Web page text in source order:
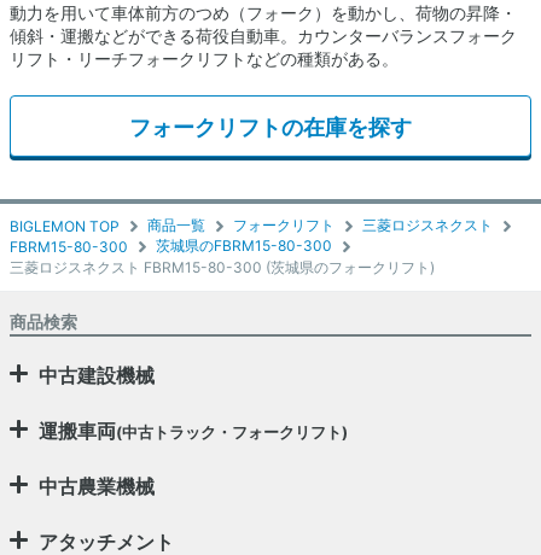
BIGLEMON TOP 商品一覧 フォークリフト
三菱ロジスネクスト
FBRM15-80-300
茨城県のFBRM15-80-300
三菱ロジスネクスト FBRM15-80-300 (茨城県のフォークリフト)
動力を用いて車体前方のつめ（フォーク）を動かし、荷物の昇降・
傾斜・運搬などができる荷役自動車。カウンターバランスフォーク
リフト・リーチフォークリフトなどの種類がある。
フォークリフトの在庫を探す
商品検索
中古建設機械
運搬車両(中古トラック・フォークリフト)
中古農業機械
アタッチメント